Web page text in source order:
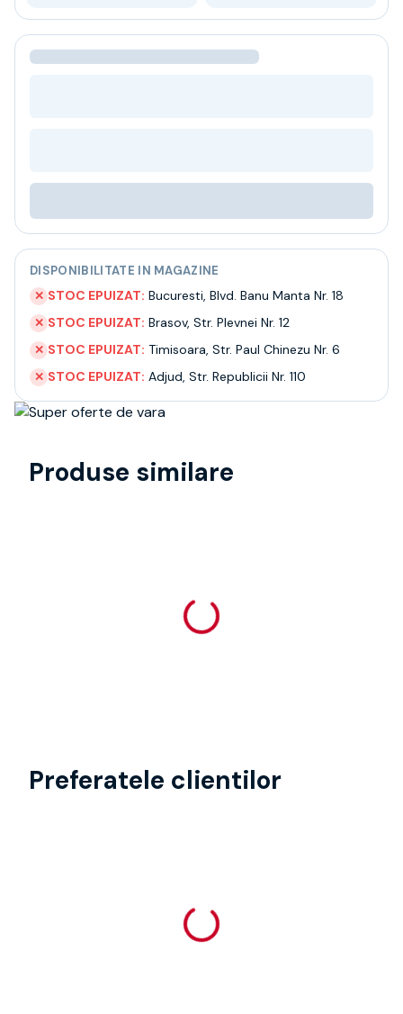
Ceai
Bacanie
BLACK FRIDAY
Contact
Livrare
Termeni si conditii
Politica de confidentialitate
Intrebari frecvente
DISPONIBILITATE IN MAGAZINE
✕ STOC EPUIZAT: Bucuresti, Blvd. Banu Manta Nr. 18
✕ STOC EPUIZAT: Brasov, Str. Plevnei Nr. 12
✕ STOC EPUIZAT: Timisoara, Str. Paul Chinezu Nr. 6
✕ STOC EPUIZAT: Adjud, Str. Republicii Nr. 110
Produse similare
Preferatele clientilor